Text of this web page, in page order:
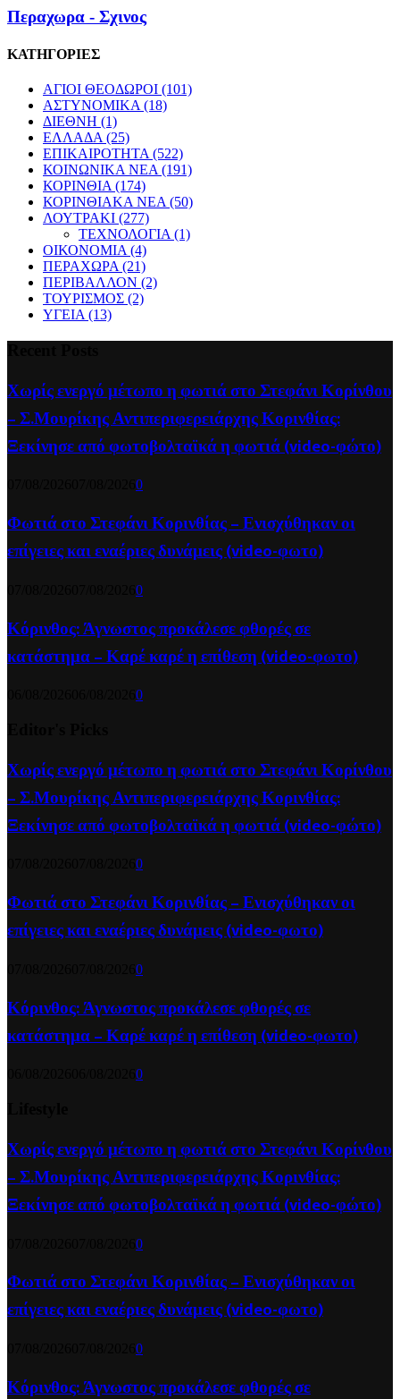
Περαχωρα - Σχινος
ΚΑΤΗΓΟΡΙΕΣ
ΑΓΙΟΙ ΘΕΟΔΩΡΟΙ (101)
ΑΣΤΥΝΟΜΙΚΑ (18)
ΔΙΕΘΝΗ (1)
ΕΛΛΑΔΑ (25)
ΕΠΙΚΑΙΡΟΤΗΤΑ (522)
ΚΟΙΝΩΝΙΚΑ ΝΕΑ (191)
ΚΟΡΙΝΘΙΑ (174)
ΚΟΡΙΝΘΙΑΚΑ ΝΕΑ (50)
ΛΟΥΤΡΑΚΙ (277)
ΤΕΧΝΟΛΟΓΙΑ (1)
ΟΙΚΟΝΟΜΙΑ (4)
ΠΕΡΑΧΩΡΑ (21)
ΠΕΡΙΒΑΛΛΟΝ (2)
ΤΟΥΡΙΣΜΟΣ (2)
ΥΓΕΙΑ (13)
Χωρίς ενεργό μέτωπο η φωτιά στο Στεφάνι Κορίνθου
– Σ.Μουρίκης Αντιπεριφερειάρχης Κορινθίας:
Ξεκίνησε από φωτοβολταϊκά η φωτιά (video-φώτο)
0
Φωτιά στο Στεφάνι Κορινθίας – Ενισχύθηκαν οι
επίγειες και εναέριες δυνάμεις (video-φωτο)
0
Κόρινθος: Άγνωστος προκάλεσε φθορές σε
κατάστημα – Καρέ καρέ η επίθεση (video-φωτο)
0
Χωρίς ενεργό μέτωπο η φωτιά στο Στεφάνι Κορίνθου
– Σ.Μουρίκης Αντιπεριφερειάρχης Κορινθίας:
Ξεκίνησε από φωτοβολταϊκά η φωτιά (video-φώτο)
0
Φωτιά στο Στεφάνι Κορινθίας – Ενισχύθηκαν οι
επίγειες και εναέριες δυνάμεις (video-φωτο)
0
Κόρινθος: Άγνωστος προκάλεσε φθορές σε
κατάστημα – Καρέ καρέ η επίθεση (video-φωτο)
0
Χωρίς ενεργό μέτωπο η φωτιά στο Στεφάνι Κορίνθου
– Σ.Μουρίκης Αντιπεριφερειάρχης Κορινθίας:
Ξεκίνησε από φωτοβολταϊκά η φωτιά (video-φώτο)
0
Φωτιά στο Στεφάνι Κορινθίας – Ενισχύθηκαν οι
επίγειες και εναέριες δυνάμεις (video-φωτο)
0
Κόρινθος: Άγνωστος προκάλεσε φθορές σε